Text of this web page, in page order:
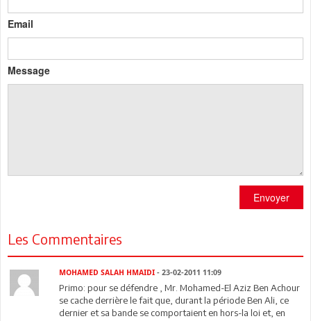
Email
Message
Envoyer
Les Commentaires
MOHAMED SALAH HMAIDI - 23-02-2011 11:09
Primo: pour se défendre , Mr. Mohamed-El Aziz Ben Achour
se cache derrière le fait que, durant la période Ben Ali, ce
dernier et sa bande se comportaient en hors-la loi et, en